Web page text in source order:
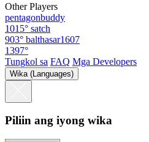
Other Players
pentagonbuddy
1015° satch
903° balthasar1607
1397°
Tungkol sa FAQ Mga Developers
Wika (Languages)
Piliin ang iyong wika